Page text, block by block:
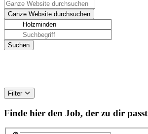
Filter
Finde hier den Job, der zu dir passt